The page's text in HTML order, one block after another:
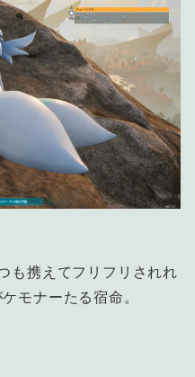
も携えてフリフリされれ
モナーたる宿命。